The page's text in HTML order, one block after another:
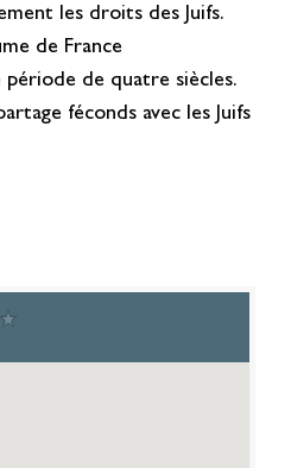
les droits des Juifs.
de France
période de quatre siècles.
féconds avec les Juifs